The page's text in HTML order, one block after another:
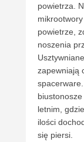
powietrza.
powietrze,
noszenia
zapewniają
letnim,
ilości
się piersi.